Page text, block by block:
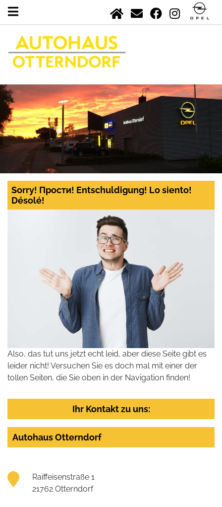
Sorry! Прости! Entschuldigung! Lo siento!
Désolé!
Also, das tut uns jetzt echt leid, aber diese Seite gibt es
leider nicht! Versuchen Sie es doch mal mit einer der
tollen Seiten, die Sie oben in der Navigation finden!
Ihr Kontakt zu uns:
Autohaus Otterndorf
Raiffeisenstraße 1
21762 Otterndorf